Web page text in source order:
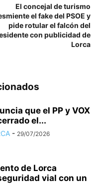
El concejal de turismo
el fake del PSOE y
pide rotular el falcón del
con publicidad de
Lorca
que el PP y VOX
el...
- 29/07/2026
de Lorca
vial con un